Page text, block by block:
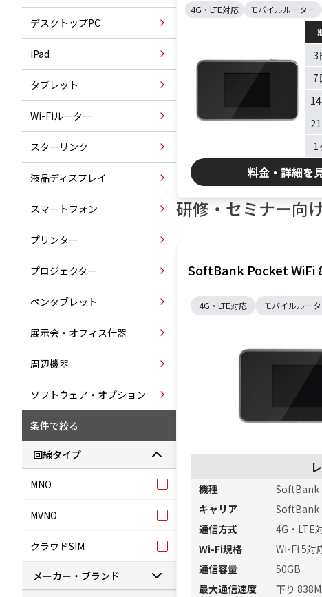
デスクトップPC
iPad
タブレット
Wi-Fiルーター
スターリンク
液晶ディスプレイ
スマートフォン
プリンター
プロジェクター
ペンタブレット
展示会・オフィス什器
周辺機器
ソフトウェア・オプション
条件で絞る
回線タイプ
MNO
MVNO
クラウドSIM
メーカー・ブランド
4G・LTE対応 モバイルルーター
3
7
1
料金・詳細を
研修・セミナー向
SoftBank Pocket WiFi
4G・LTE対応 モバイルルー
機種
SoftBank
キャリア
SoftBank
通信方式
4G・LTE
Wi-Fi規格
Wi-Fi 5対
通信容量
50GB
最大通信速度
下り